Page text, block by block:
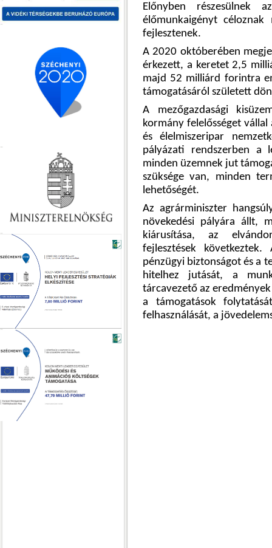
Előnyben részesülnek
élőmunkaigényt
fejlesztenek.
A 2020 októberében
érkezett, a keretet 2,5
majd 52 milliárd forintra
támogatásáról született
A mezőgazdasági
kormány felelősséget
és élelmiszeripar
pályázati rendszerben a
minden üzemnek jut
szüksége van, minden
lehetőségét.
Az agrárminiszter
növekedési pályára állt,
kiárusítása, az
fejlesztések
pénzügyi biztonságot és a
hitelhez jutását, a
tárcavezető az
a támogatások
felhasználását, a